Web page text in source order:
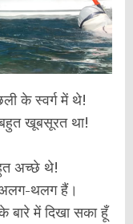
के स्वर्ग में थे!
खूबसूरत था!
अच्छे थे!
अलग-थलग हैं।
बारे में दिखा सका हूँ